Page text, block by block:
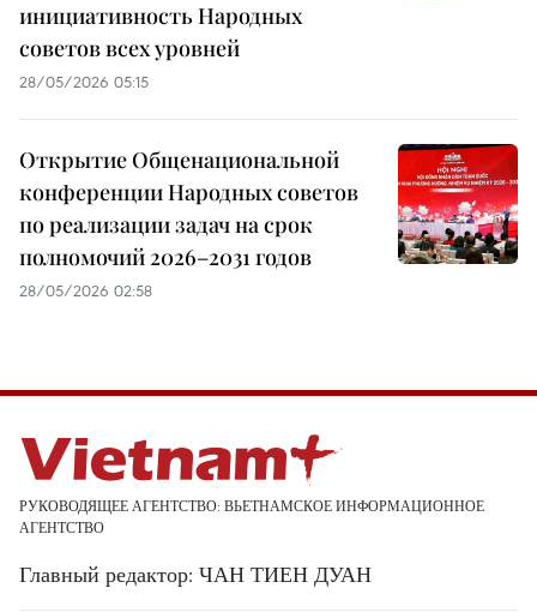
инициативность Народных
советов всех уровней
28/05/2026 05:15
Открытие Общенациональной
конференции Народных советов
по реализации задач на срок
полномочий 2026–2031 годов
28/05/2026 02:58
РУКОВОДЯЩЕЕ АГЕНТСТВО: ВЬЕТНАМСКОЕ ИНФОРМАЦИОННОЕ
АГЕНТСТВО
Главный редактор: ЧАН ТИЕН ДУАН